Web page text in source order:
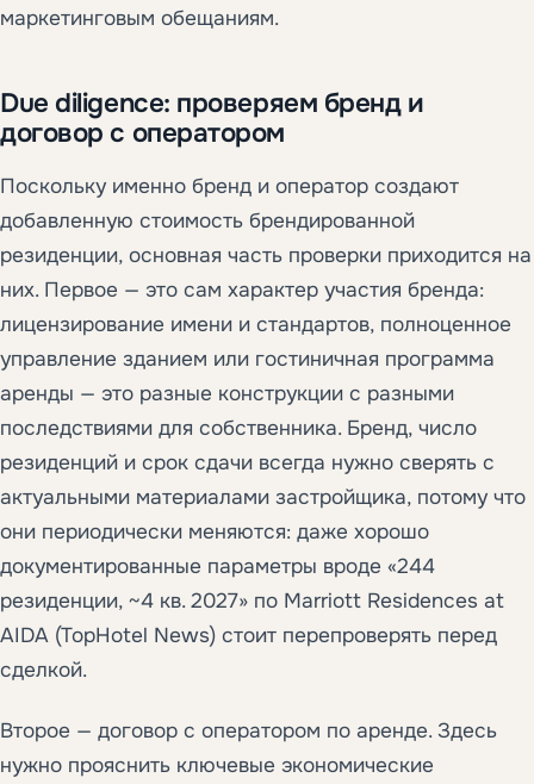
маркетинговым обещаниям.
Due diligence: проверяем бренд и
договор с оператором
Поскольку именно бренд и оператор создают
добавленную стоимость брендированной
резиденции, основная часть проверки приходится на
них. Первое — это сам характер участия бренда:
лицензирование имени и стандартов, полноценное
управление зданием или гостиничная программа
аренды — это разные конструкции с разными
последствиями для собственника. Бренд, число
резиденций и срок сдачи всегда нужно сверять с
актуальными материалами застройщика, потому что
они периодически меняются: даже хорошо
документированные параметры вроде «244
резиденции, ~4 кв. 2027» по Marriott Residences at
AIDA (TopHotel News) стоит перепроверять перед
сделкой.
Второе — договор с оператором по аренде. Здесь
нужно прояснить ключевые экономические